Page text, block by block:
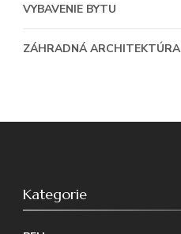
VYBAVENIE BYTU
ZÁHRADNÁ ARCHITEKTÚRA
Kategorie